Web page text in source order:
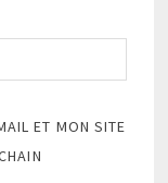
ET MON SITE